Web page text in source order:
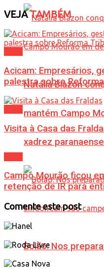
Natália Biazon
mantém Campo
xadrez paranaense
Bolão: Nos
VEJATAMBÉM
Acicam: Empresários,
palestra sobre
Visita à Casa das
Campo Mourão ficou
retenção de IR para
Comente este post